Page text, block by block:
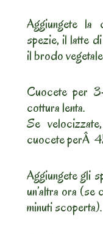
Aggiungete la
spezie, il latte
il brodo
Cuocete per
cottura lenta.
Se
cuocete perÂ
Aggiungete gli
un’altra ora (se
minuti scoperta).